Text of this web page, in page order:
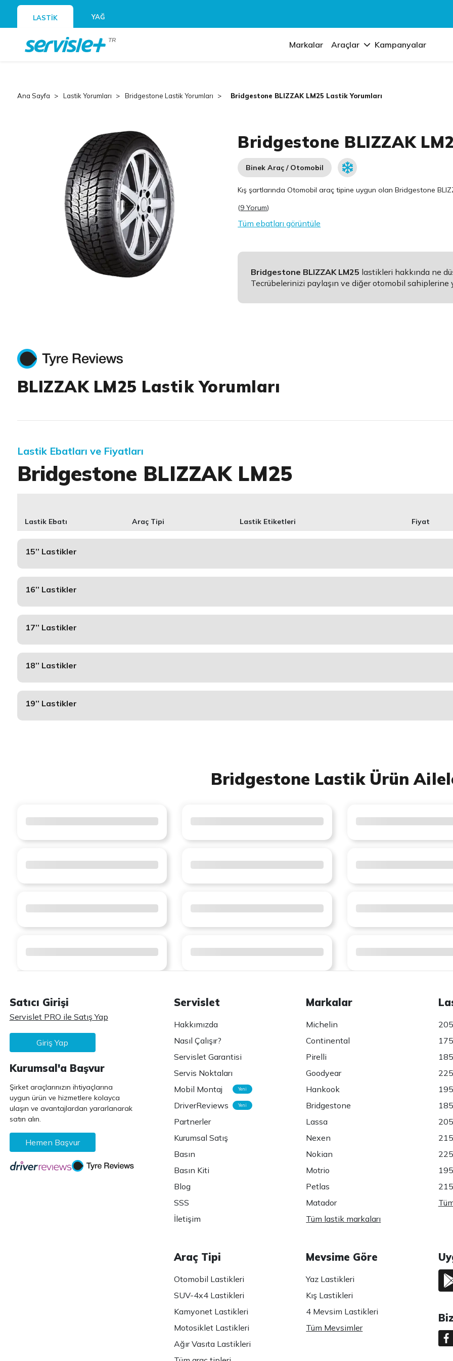
LASTİK YAĞ
TR Markalar Araçlar Kampanyalar
Ana Sayfa Lastik Yorumları Bridgestone Lastik Yorumları Bridgestone BLIZZAK LM25 Lastik Yorumları
Bridgestone BLIZZAK
Binek Araç / Otomobil
Kış şartlarında Otomobil araç tipine uygun olanBridgestone
(9 Yorum)
Tüm ebatları görüntüle
Bridgestone BLIZZAK LM25 lastikleri hakkında ne
Tecrübelerinizi paylaşın ve diğer otomobil sahiplerine
BLIZZAK LM25 Lastik Yorumları
Lastik Ebatları ve Fiyatları
Bridgestone BLIZZAK LM25
Lastik Ebatı Araç Tipi Lastik Etiketleri Fiyat
15’’ Lastikler
16’’ Lastikler
17’’ Lastikler
18’’ Lastikler
19’’ Lastikler
Bridgestone Lastik Ürün
Satıcı Girişi
Servislet PRO ile Satış Yap
Giriş Yap
Kurumsal'a Başvur
Şirket araçlarınızın ihtiyaçlarına
uygun ürün ve hizmetlere kolayca
ulaşın ve avantajlardan yararlanarak
satın alın.
Hemen Başvur
Servislet
Hakkımızda
Nasıl Çalışır?
Servislet Garantisi
Servis Noktaları
Mobil Montaj
Yeni
DriverReviews Yeni
Partnerler
Kurumsal Satış
Basın
Basın Kiti
Blog
SSS
İletişim
Markalar
Michelin
Continental
Pirelli
Goodyear
Hankook
Bridgestone
Lassa
Nexen
Nokian
Motrio
Petlas
Matador
Tüm lastik markaları
Araç Tipi
Otomobil Lastikleri
SUV-4x4 Lastikleri
Kamyonet Lastikleri
Motosiklet Lastikleri
Ağır Vasıta Lastikleri
Mevsime Göre
Yaz Lastikleri
Kış Lastikleri
4 Mevsim Lastikleri
Tüm Mevsimler